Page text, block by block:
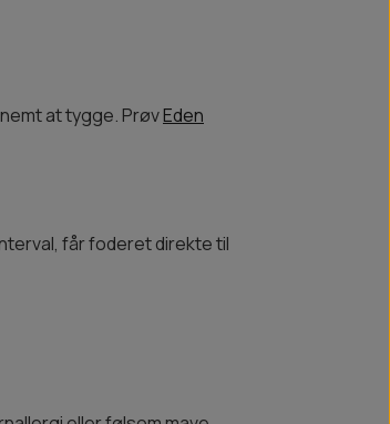
at tygge. PrøvEden
får foderet direkte til